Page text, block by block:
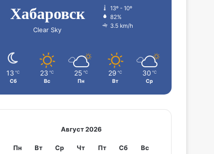
Хабаровск
Clear Sky
13º - 10º
82%
3.5 km/h
13 ℃
Сб
23 ℃
Вс
25 ℃
Пн
29 ℃
Вт
30 ℃
Ср
Август 2026
Пн Вт Ср Чт Пт Сб Вс